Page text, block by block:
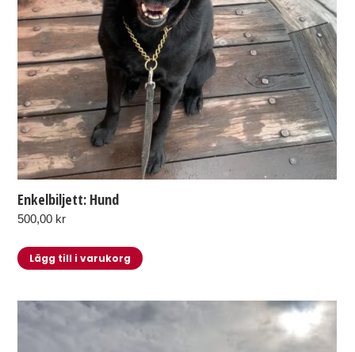
Enkelbiljett: Hund
500,00 kr
Lägg till i varukorg